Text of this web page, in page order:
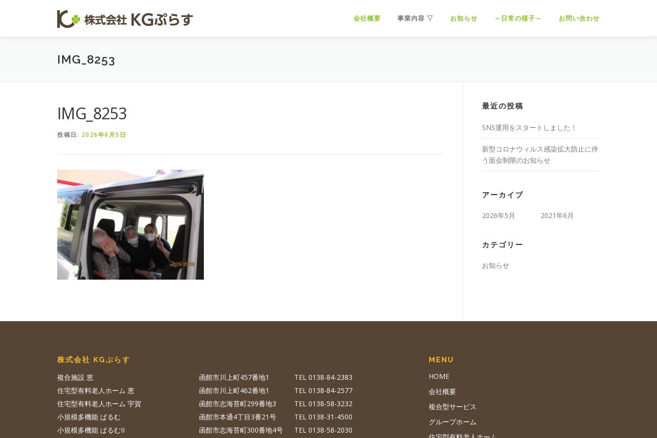
会社概要 事業内容 ▽ お知らせ ～日常の様子～ お問い合わせ
IMG_8253
IMG_8253
投稿日: 2026年6月5日
最近の投稿
SNS運用をスタートしました！
新型コロナウィルス感染拡大防止に伴
う面会制限のお知らせ
アーカイブ
2026年5月 2021年6月
カテゴリー
お知らせ
株式会社 KGぷらす
複合施設 恵 函館市川上町457番地1
TEL 0138-84-2383
住宅型有料老人ホーム 恵
函館市川上町462番地1
TEL 0138-84-2577
住宅型有料老人ホーム 宇賀
函館市志海苔町299番地3
TEL 0138-58-3232
小規模多機能 ぱるむ
函館市本通4丁目3番21号
TEL 0138-31-4500
小規模多機能 ぱるむII
函館市志海苔町300番地4号 TEL 0138-58-2030
MENU
HOME
会社概要
複合型サービス
グループホーム